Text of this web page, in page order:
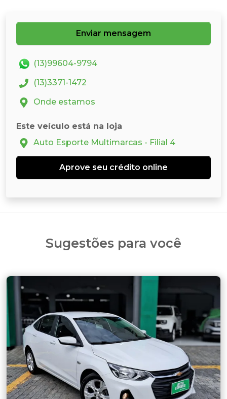
Enviar mensagem
(13)99604-9794
(13)3371-1472
Onde estamos
Este veículo está na loja
Auto Esporte Multimarcas - Filial 4
Aprove seu crédito online
Sugestões para você